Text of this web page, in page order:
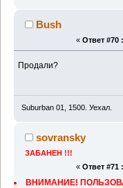
Bush
« Ответ #70 :
Продали?
Suburban 01, 1500. Уехал.
sovransky
ЗАБАНЕН !!!
« Ответ #71 :
ВНИМАНИЕ!